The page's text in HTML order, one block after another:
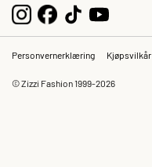
Personvernerklæring Kjøpsvilkår
© Zizzi Fashion 1999-2026